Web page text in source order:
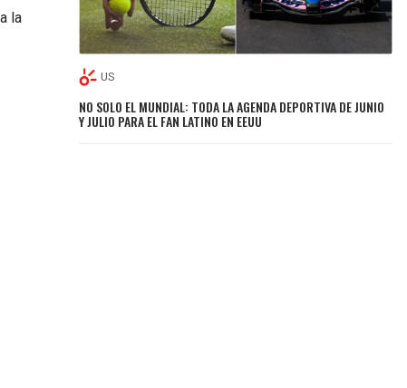
la
US
NO SOLO EL MUNDIAL: TODA LA AGENDA DEPORTIVA DE JUNIO
Y JULIO PARA EL FAN LATINO EN EEUU